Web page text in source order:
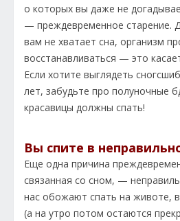
о которых вы даже не
— преждевременное старение.
вам не хватает сна, организм
восстанавливаться — это
Если хотите выглядеть
лет, забудьте про полуночные
красавицы должны спать!
Вы спите в
Еще одна причина
связанная со сном, —
нас обожают спать на животе,
(а на утро потом остаются